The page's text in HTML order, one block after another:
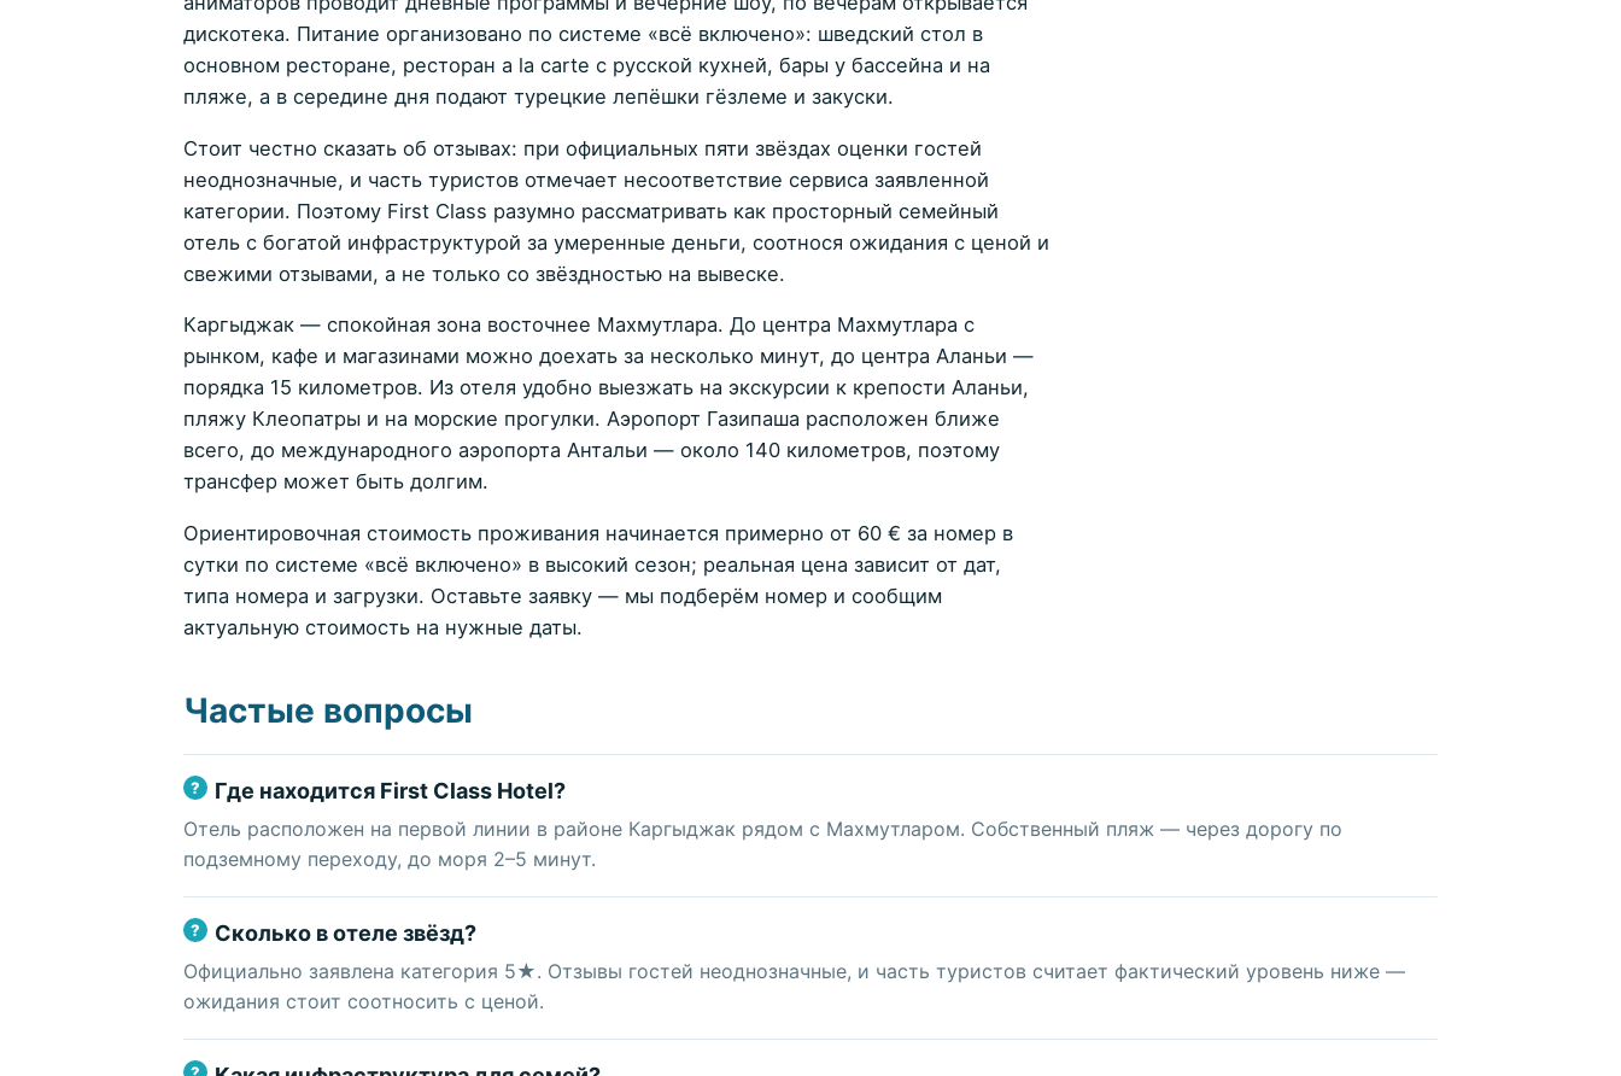
дискотека. Питание организовано по системе «всё включено»: шведский стол в
основном ресторане, ресторан a la carte с русской кухней, бары у бассейна и на
пляже, а в середине дня подают турецкие лепёшки гёзлеме и закуски.
Стоит честно сказать об отзывах: при официальных пяти звёздах оценки гостей
неоднозначные, и часть туристов отмечает несоответствие сервиса заявленной
категории. Поэтому First Class разумно рассматривать как просторный семейный
отель с богатой инфраструктурой за умеренные деньги, соотнося ожидания с ценой и
свежими отзывами, а не только со звёздностью на вывеске.
Каргыджак — спокойная зона восточнее Махмутлара. До центра Махмутлара с
рынком, кафе и магазинами можно доехать за несколько минут, до центра Аланьи —
порядка 15 километров. Из отеля удобно выезжать на экскурсии к крепости Аланьи,
пляжу Клеопатры и на морские прогулки. Аэропорт Газипаша расположен ближе
всего, до международного аэропорта Антальи — около 140 километров, поэтому
трансфер может быть долгим.
Ориентировочная стоимость проживания начинается примерно от 60 € за номер в
сутки по системе «всё включено» в высокий сезон; реальная цена зависит от дат,
типа номера и загрузки. Оставьте заявку — мы подберём номер и сообщим
актуальную стоимость на нужные даты.
Частые вопросы
Где находится First Class Hotel?
Отель расположен на первой линии в районе Каргыджак рядом с Махмутларом. Собственный пляж — через дорогу по
подземному переходу, до моря 2–5 минут.
Сколько в отеле звёзд?
Официально заявлена категория 5★. Отзывы гостей неоднозначные, и часть туристов считает фактический уровень ниже —
ожидания стоит соотносить с ценой.